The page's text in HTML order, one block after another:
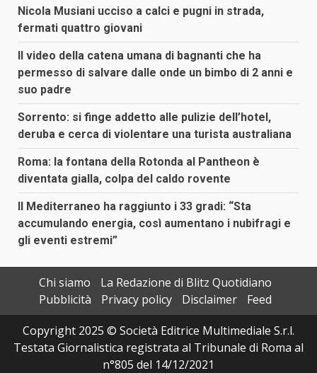
Nicola Musiani ucciso a calci e pugni in strada,
fermati quattro giovani
Il video della catena umana di bagnanti che ha
permesso di salvare dalle onde un bimbo di 2 anni e
suo padre
Sorrento: si finge addetto alle pulizie dell’hotel,
deruba e cerca di violentare una turista australiana
Roma: la fontana della Rotonda al Pantheon è
diventata gialla, colpa del caldo rovente
Il Mediterraneo ha raggiunto i 33 gradi: “Sta
accumulando energia, così aumentano i nubifragi e
gli eventi estremi”
Chi siamo
La Redazione di Blitz Quotidiano
Pubblicità
Privacy policy Disclaimer
Feed
Copyright 2025 © Società Editrice Multimediale S.r.l.
Testata Giornalistica registrata al Tribunale di Roma al
n°805 del 14/12/2021